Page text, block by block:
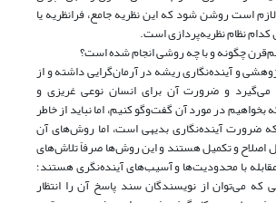
است روشن شود که این نظریه جامع، فرانظریه یا
نظام نظریه‌پردازی است.
چگونه و با چه روشی انجام شده است؟
و آینده‌نگاری ریشه در آرمان‌گرایی داشته و از
می‌گیرد و ضرورت آن برای انسان نوعی غریزی و
در مورد آن گفت‌وگو کنیم، اما نباید از خاطر
ضرورت آینده‌نگاری بدیهی است، اما روش‌های آن
اصلاح و تکمیل هستند و این روش‌ها صرفاً تلاش‌های
با محدودیت‌ها و آسیب‌های آینده‌نگری هستند؛
که می‌توان از نویسندگان سند پاسخ آن را انتظار